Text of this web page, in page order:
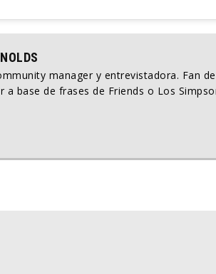
manager y entrevistadora. Fan
a base de frases de Friends o Los